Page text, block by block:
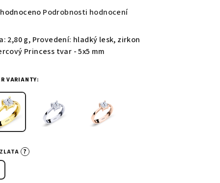
Podrobnosti hodnocení
2,80 g, Provedení: hladký lesk, zirkon
Princess tvar - 5x5 mm
VARIANTY:
?